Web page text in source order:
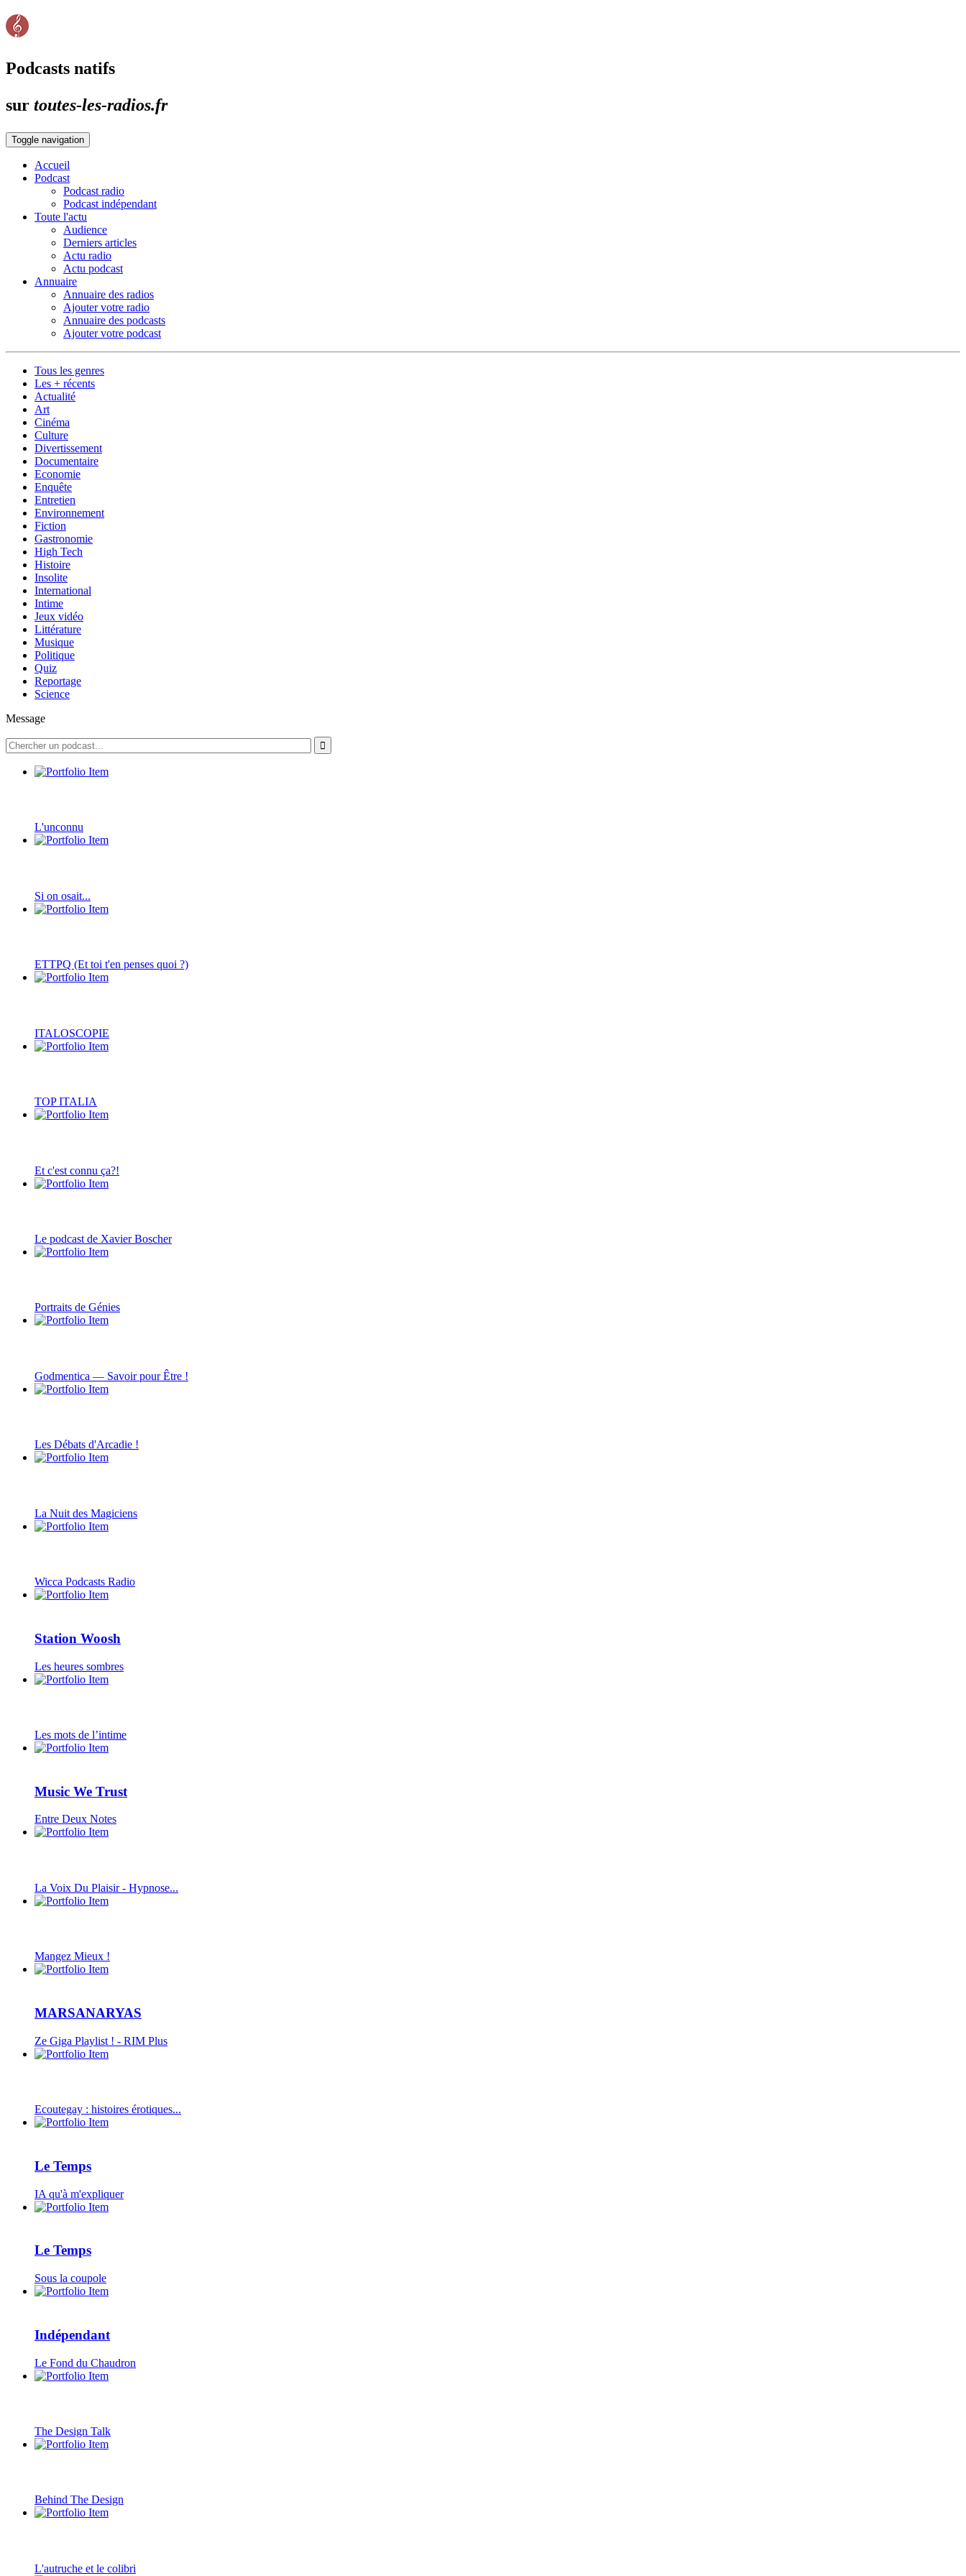
Podcasts natifs
sur toutes-les-radios.fr
Toggle navigation
Accueil
Podcast
Podcast radio
Podcast indépendant
Toute l'actu
Audience
Derniers articles
Actu radio
Actu podcast
Annuaire
Annuaire des radios
Ajouter votre radio
Annuaire des podcasts
Ajouter votre podcast
Tous les genres
Les + récents
Actualité
Art
Cinéma
Culture
Divertissement
Documentaire
Economie
Enquête
Entretien
Environnement
Fiction
Gastronomie
High Tech
Histoire
Insolite
International
Intime
Jeux vidéo
Littérature
Musique
Politique
Quiz
Reportage
Science
Message
L'unconnu
Si on osait...
ETTPQ (Et toi t'en penses quoi ?)
ITALOSCOPIE
TOP ITALIA
Et c'est connu ça?!
Le podcast de Xavier Boscher
Portraits de Génies
Godmentica — Savoir pour Être !
Les Débats d'Arcadie !
La Nuit des Magiciens
Wicca Podcasts Radio
Station Woosh
Les heures sombres
Les mots de l’intime
Music We Trust
Entre Deux Notes
La Voix Du Plaisir - Hypnose...
Mangez Mieux !
MARSANARYAS
Ze Giga Playlist ! - RIM Plus
Ecoutegay : histoires érotiques...
Le Temps
IA qu'à m'expliquer
Le Temps
Sous la coupole
Indépendant
Le Fond du Chaudron
The Design Talk
Behind The Design
L'autruche et le colibri